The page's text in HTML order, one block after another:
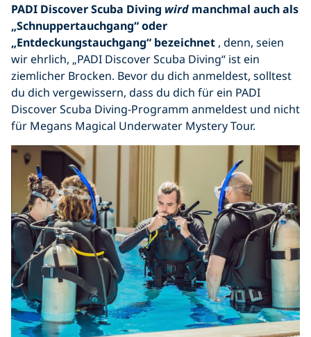
PADI Discover Scuba Diving wird manchmal auch als
„Schnuppertauchgang“ oder
„Entdeckungstauchgang“ bezeichnet , denn, seien
wir ehrlich, „PADI Discover Scuba Diving“ ist ein
ziemlicher Brocken. Bevor du dich anmeldest, solltest
du dich vergewissern, dass du dich für ein PADI
Discover Scuba Diving-Programm anmeldest und nicht
für Megans Magical Underwater Mystery Tour.